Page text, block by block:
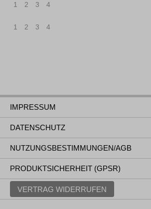
1 2 3 4
1 2 3 4
IMPRESSUM
DATENSCHUTZ
NUTZUNGSBESTIMMUNGEN/AGB
PRODUKTSICHERHEIT (GPSR)
VERTRAG WIDERRUFEN